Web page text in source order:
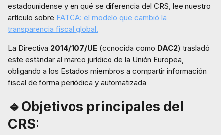
estadounidense y en qué se diferencia del CRS, lee nuestro
artículo sobre FATCA: el modelo que cambió la
transparencia fiscal global.
La Directiva 2014/107/UE (conocida como DAC2) trasladó
este estándar al marco jurídico de la Unión Europea,
obligando a los Estados miembros a compartir información
fiscal de forma periódica y automatizada.
🔹Objetivos principales del
CRS: